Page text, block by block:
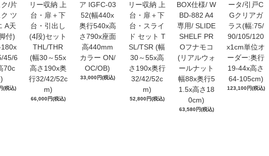
/片
ツ
A天
付)
45/6
70c
(税込)
リー収納 上
台・扉＋下
台・引出し
(4段)セット
THL/THR
(幅30～55x
高さ190x奥
行32/42/52c
m)
66,000円(税込)
ア IGFC-03
52(幅440x
奥行540x高
さ790x座面
高440mm
カラー ON/
OC/OB)
33,000円(税込)
リー収納 上
台・扉＋下
台・スライ
ド セット T
SL/TSR (幅
30～55x高
さ190x奥行
32/42/52c
m)
52,800円(税込)
BOX仕様/ W
BD-882 A4
専用/ SLIDE
SHELF PR
Oフナモコ
(リアルウォ
ールナット
幅88x奥行5
1.5x高さ18
0cm)
63,580円(税込)
ータ/引戸C
Gクリアガ
ラス(幅:75/
90/105/120
x1cm単位オ
ーダー:奥行
19-44x高さ
64-105cm)
123,100円(税込)